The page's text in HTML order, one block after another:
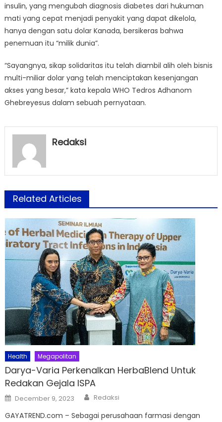
insulin, yang mengubah diagnosis diabetes dari hukuman
mati yang cepat menjadi penyakit yang dapat dikelola,
hanya dengan satu dolar Kanada, bersikeras bahwa
penemuan itu “milik dunia”.
“Sayangnya, sikap solidaritas itu telah diambil alih oleh bisnis
multi-miliar dolar yang telah menciptakan kesenjangan
akses yang besar,” kata kepala WHO Tedros Adhanom
Ghebreyesus dalam sebuah pernyataan.
Redaksi
Related Articles
Health Megapolitan
Darya-Varia Perkenalkan HerbaBlend Untuk
Redakan Gejala ISPA
Posted
on
December 9, 2023 Author
Redaksi
GAYATREND.com – Sebagai perusahaan farmasi dengan